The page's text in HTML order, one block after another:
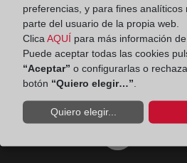
Ir a facebook
Ir a twitter
preferencias, y para fines analíticos
parte del usuario de la propia web.
Clica AQUÍ para más información de
Puede aceptar todas las cookies
“Aceptar” o configurarlas o
botón “Quiero elegir…”
Quiero elegir...